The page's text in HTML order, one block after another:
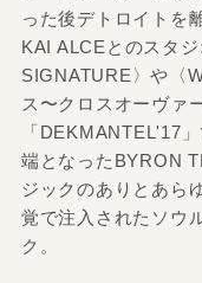
った後デトロイトを
KAI ALCEとのスタ
SIGNATURE〉や〈
ス〜クロスオーヴァ
「DEKMANTEL'17
端となったBYRON
ジックのありとあら
覚で注入されたソウ
ク。